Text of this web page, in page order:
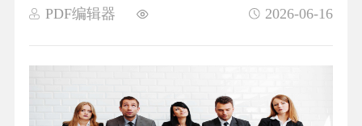
PDF编辑器 2026-06-16